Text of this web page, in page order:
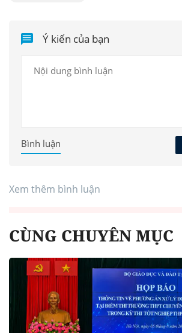
Ý kiến của bạn
Bình luận
Xem thêm bình luận
CÙNG CHUYÊN MỤC